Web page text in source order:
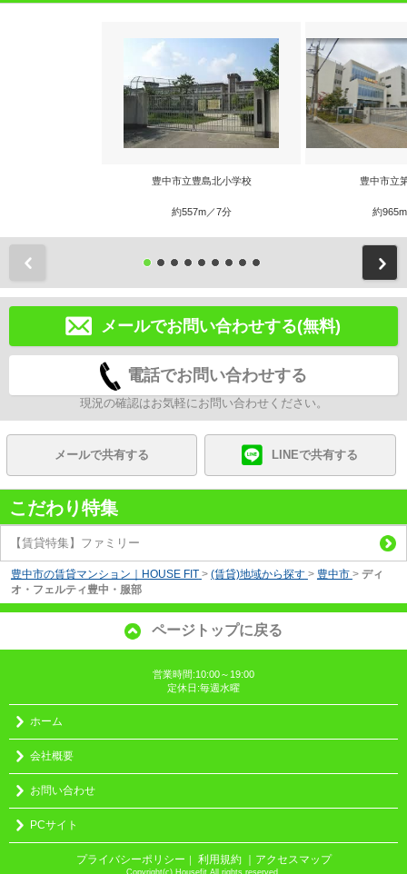
豊中市立豊島北小学校
約557m／7分
豊中市立
約
メールでお問い合わせする(無料)
電話でお問い合わせする
現況の確認はお気軽にお問い合わせください。
メールで共有する LINEで共有する
こだわり特集
【賃貸特集】ファミリー
豊中市の賃貸マンション｜HOUSE FIT > (賃貸)地域から探す > 豊中市 > ディ
オ・フェルティ豊中・服部
ページトップに戻る
営業時間:10:00～19:00
定休日:毎週水曜
ホーム
会社概要
お問い合わせ
PCサイト
プライバシーポリシー 利用規約 ｜アクセスマップ